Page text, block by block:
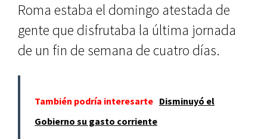
Roma estaba el domingo atestada de
gente que disfrutaba la última jornada
de un fin de semana de cuatro días.
También podría interesarte Disminuyó el
Gobierno su gasto corriente